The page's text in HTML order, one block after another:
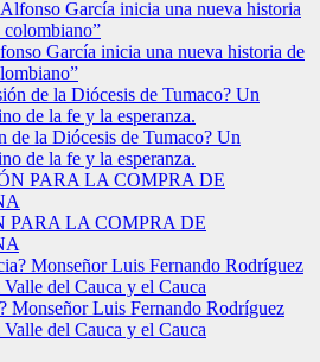
García inicia una nueva historia de
de la Diócesis de Tumaco? Un
de la fe y la esperanza.
PARA LA COMPRA DE
Monseñor Luis Fernando Rodríguez
del Cauca y el Cauca